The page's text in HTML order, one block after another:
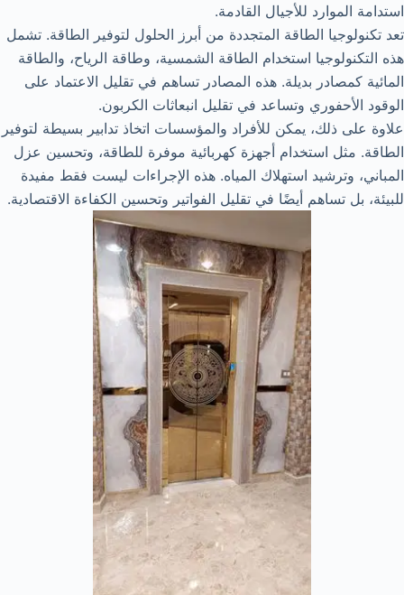
استدامة الموارد للأجيال القادمة.
تعد تكنولوجيا الطاقة المتجددة من أبرز الحلول لتوفير الطاقة. تشمل
هذه التكنولوجيا استخدام الطاقة الشمسية، وطاقة الرياح، والطاقة
المائية كمصادر بديلة. هذه المصادر تساهم في تقليل الاعتماد على
الوقود الأحفوري وتساعد في تقليل انبعاثات الكربون.
علاوة على ذلك، يمكن للأفراد والمؤسسات اتخاذ تدابير بسيطة لتوفير
الطاقة. مثل استخدام أجهزة كهربائية موفرة للطاقة، وتحسين عزل
المباني، وترشيد استهلاك المياه. هذه الإجراءات ليست فقط مفيدة
للبيئة، بل تساهم أيضًا في تقليل الفواتير وتحسين الكفاءة الاقتصادية.